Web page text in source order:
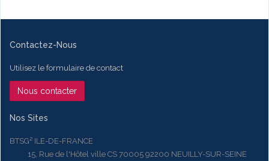
Contactez-Nous
Utilisez le formulaire de contact
Nous contacter
Nos Sites
BTSG² ILE-DE-FRANCE
15, Rue de l'Hôtel ville CS 70005 92200 NEUILLY-SUR-SEINE